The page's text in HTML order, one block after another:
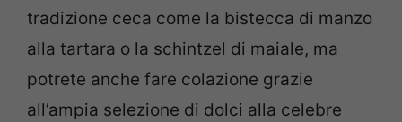
tradizione ceca come la bistecca di manzo
alla tartara o la schintzel di maiale, ma
potrete anche fare colazione grazie
all’ampia selezione di dolci alla celebre